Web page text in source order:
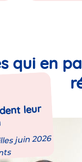
qui en
leur
juin 2026